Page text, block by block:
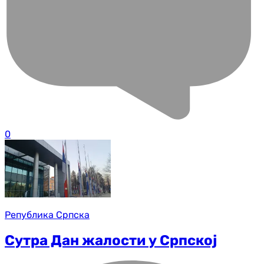
0
Република Српска
Сутра Дан жалости у Српској